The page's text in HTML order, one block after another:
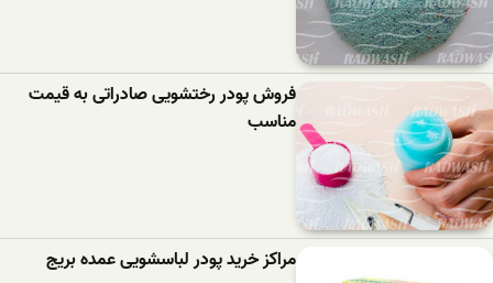
فروش پودر رختشویی صادراتی به قیمت
مناسب
مراکز خرید پودر لباسشویی عمده بریج